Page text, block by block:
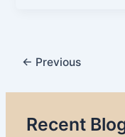
← Previous
Recent